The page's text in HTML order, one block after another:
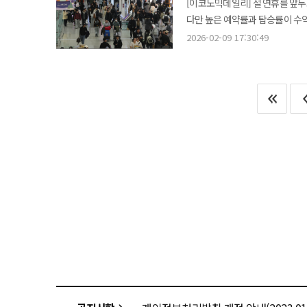
지상파·JTBC·CJ ENM 등 결합
퓨리케어 공기청정기(3명)를 증정한다. 오는 13일부터 19일까지 지니 TV 영·유아동 전용
'키즈랜드 설날 놀이터' 특집관을
즐겁게 보낼 수 있도록 풍성한
콘텐츠까지 한 화면에서 가장
도움과 재미를 드리고자 이벤트
제공하겠다"고 말했다. 하나카드, 설 맞이 해외여행 이벤트 '붉은말의 질주' 실시 하나카드가 설 연휴를 맞아 '붉은 말의
질주, 해외에서 쓰는 만큼 붉은 말이
300만km 이상 달성 시 10만 하나머니 복주머니를 받을 수
혜택도 마련했다. 일본·중국·베
[이코노믹데일리] 설 연휴를 앞
다만 높은 예약률과 탑승률이 수
전망이다. 9일 업계에 따르면 이스타항공은 설 연휴 전후 성수기 운영 구간인 2월 14~22일 기준 일본 노선 운항 편수가
있다. 설 연휴 핵심 기간인 2월
오키나와·후쿠오카 노선에서
차지했고, 중국 노선 회복까지 더해
2026-02-09 17:30:49